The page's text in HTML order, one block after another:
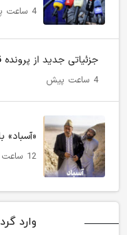
4 ساعت پیش
جزئیاتی جدید از
4 ساعت پیش
«آسباد»
12 ساعت پیش
وارد